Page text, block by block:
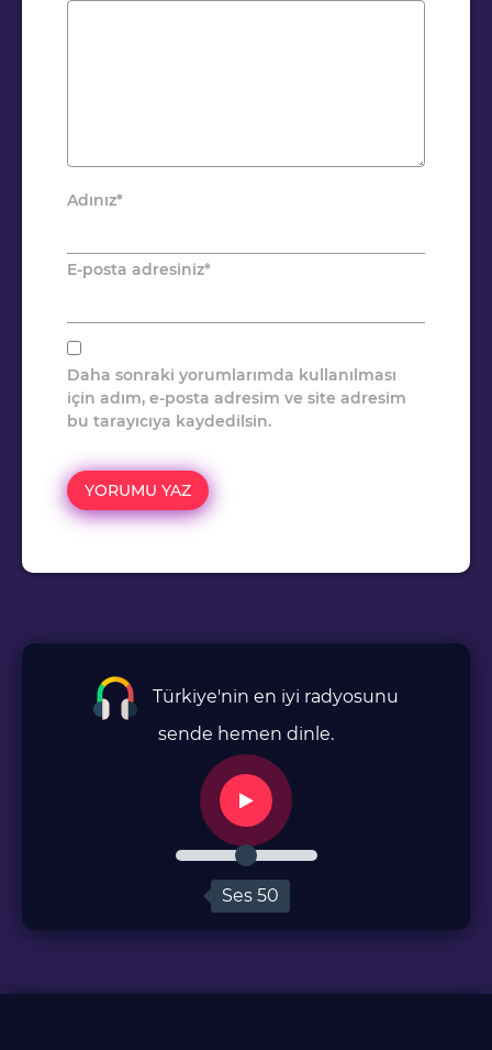
Adınız*
E-posta adresiniz*
Daha sonraki yorumlarımda kullanılması
için adım, e-posta adresim ve site adresim
bu tarayıcıya kaydedilsin.
Türkiye'nin en iyi radyosunu
sende hemen dinle.
Ses 50